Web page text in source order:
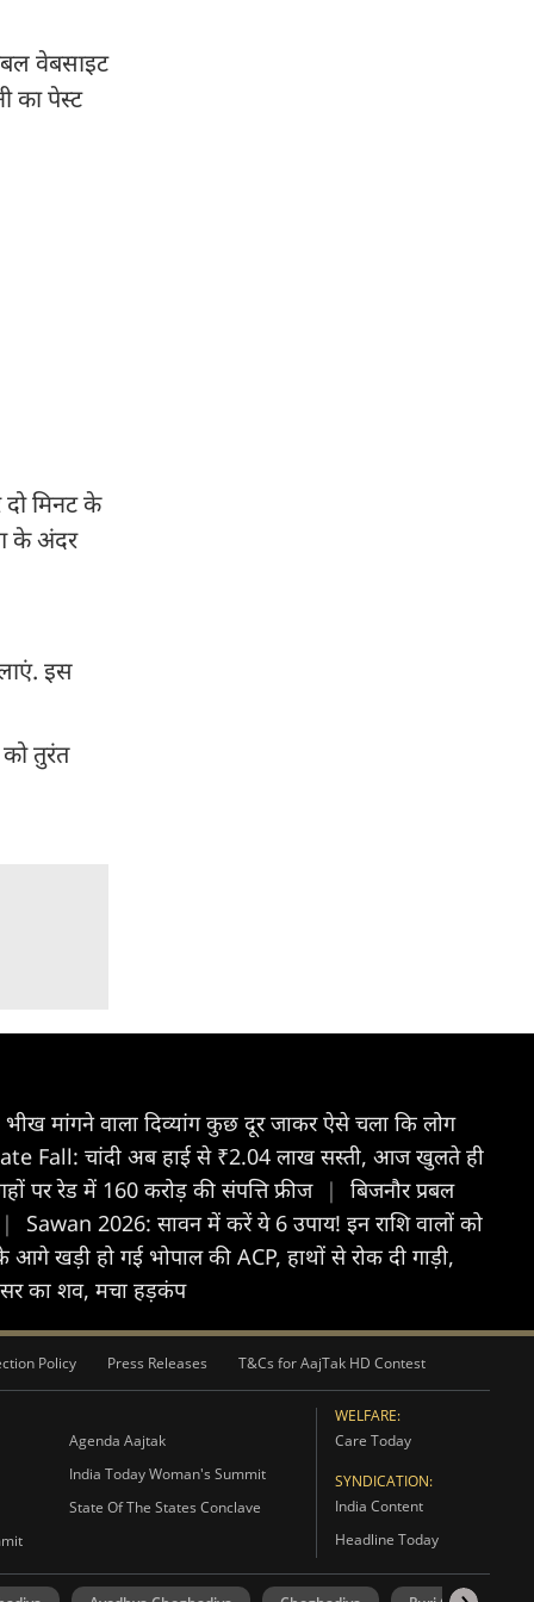
वेबसाइट
का पेस्ट
मिनट के
के अंदर
इस
तुरंत
मांगने वाला दिव्यांग कुछ दूर जाकर ऐसे चला कि लोग
Fall: चांदी अब हाई से ₹2.04 लाख सस्ती, आज खुलते ही
पर रेड में 160 करोड़ की संपत्ति फ्रीज |
बिजनौर प्रबल
|
Sawan 2026: सावन में करें ये 6 उपाय! इन राशि वालों को
खड़ी हो गई भोपाल की ACP, हाथों से रोक दी गाड़ी,
का शव, मचा हड़कंप
Policy Press Releases T&Cs for AajTak HD Contest
Agenda Aajtak
India Today Woman's Summit
State Of The States Conclave
WELFARE:
Care Today
SYNDICATION:
India Content
Headline Today